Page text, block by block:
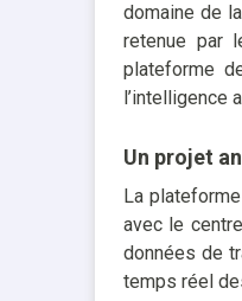
domaine de
retenue par
plateforme
l’intelligence
Un projet
La
avec le
données de
temps réel